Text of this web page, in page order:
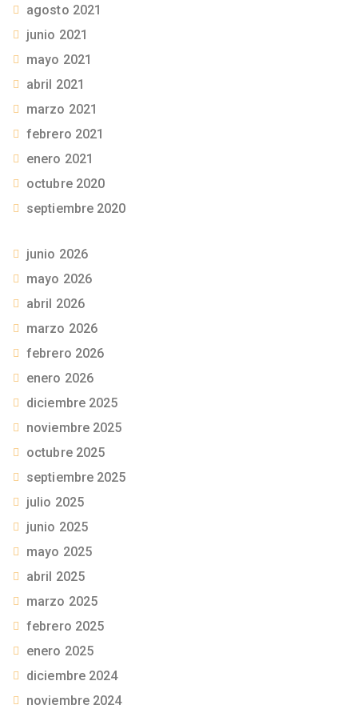
agosto 2021
junio 2021
mayo 2021
abril 2021
marzo 2021
febrero 2021
enero 2021
octubre 2020
septiembre 2020
junio 2026
mayo 2026
abril 2026
marzo 2026
febrero 2026
enero 2026
diciembre 2025
noviembre 2025
octubre 2025
septiembre 2025
julio 2025
junio 2025
mayo 2025
abril 2025
marzo 2025
febrero 2025
enero 2025
diciembre 2024
noviembre 2024